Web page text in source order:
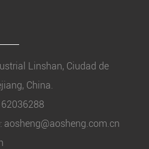
Linshan, Ciudad de
China.
62036288
aosheng@aosheng.com.cn